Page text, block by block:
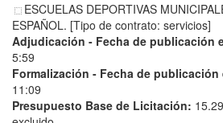
ESCUELAS DEPORTIVAS
ESPAÑOL. [Tipo de contrato: servicios]
Adjudicación - Fecha de publicación
5:59
Formalización - Fecha de publicación
11:09
Presupuesto Base de Licitación: